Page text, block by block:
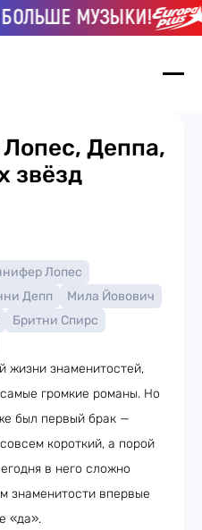
МУЗЫКИ!
Деппа,
звёзд
Лопес
Депп
Мила Йовович
Бритни Спирс
жизни знаменитостей,
громкие романы. Но
был первый брак —
короткий, а порой
в него сложно
знаменитости впервые
«да».